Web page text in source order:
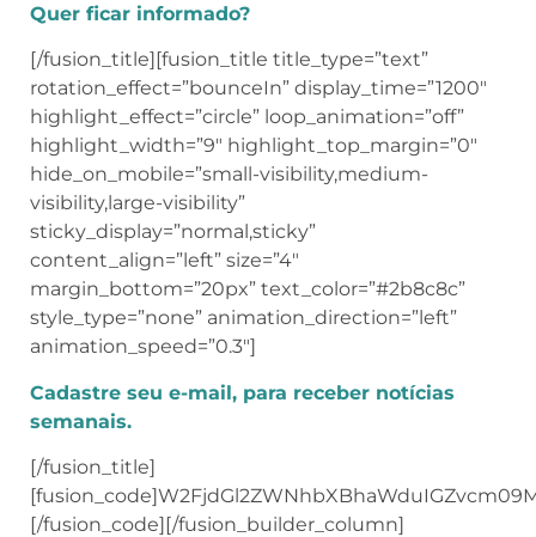
Quer ficar informado?
[/fusion_title][fusion_title title_type=”text”
rotation_effect=”bounceIn” display_time=”1200″
highlight_effect=”circle” loop_animation=”off”
highlight_width=”9″ highlight_top_margin=”0″
hide_on_mobile=”small-visibility,medium-
visibility,large-visibility”
sticky_display=”normal,sticky”
content_align=”left” size=”4″
margin_bottom=”20px” text_color=”#2b8c8c”
style_type=”none” animation_direction=”left”
animation_speed=”0.3″]
Cadastre seu e-mail, para receber notícias
semanais.
[/fusion_title]
[/fusion_code][/fusion_builder_column]